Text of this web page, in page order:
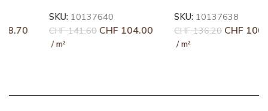
10137640
CHF
141.60 CHF104.00
10137638
CHF
136.20 CHF100.70